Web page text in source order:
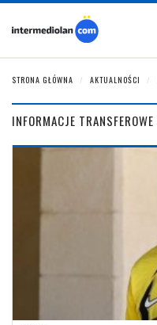
STRONA GŁÓWNA AKTUALNOŚCI
INFORMACJE TRANSFEROWE